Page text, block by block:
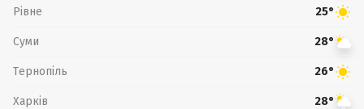
Рівне 25°
Суми 28°
Тернопіль 26°
Харків 28°